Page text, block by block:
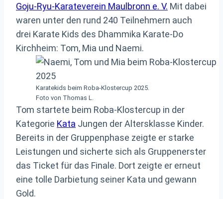
Goju-Ryu-Karateverein Maulbronn e. V. Mit dabei
waren unter den rund 240 Teilnehmern auch
drei Karate Kids des Dhammika Karate-Do
Kirchheim: Tom, Mia und Naemi.
Karatekids beim Roba-Klostercup 2025.
Foto von Thomas L.
Tom startete beim Roba-Klostercup in der
Kategorie Kata Jungen der Altersklasse Kinder.
Bereits in der Gruppenphase zeigte er starke
Leistungen und sicherte sich als Gruppenerster
das Ticket für das Finale. Dort zeigte er erneut
eine tolle Darbietung seiner Kata und gewann
Gold.